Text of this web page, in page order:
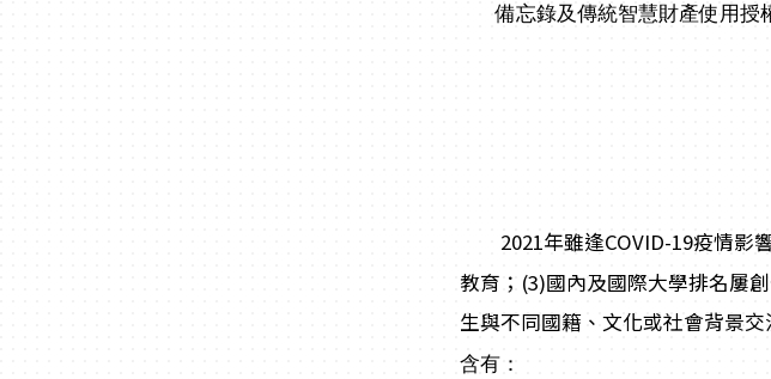
備忘錄及傳統智慧財產使用授
2021年雖逢COVID-19疫情影
教育；(3)國內及國際大學排名屢
生與不同國籍、文化或社會背景
含有：